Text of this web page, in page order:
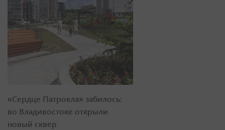
«Сердце Патрокла» забилось:
во Владивостоке открыли
новый сквер